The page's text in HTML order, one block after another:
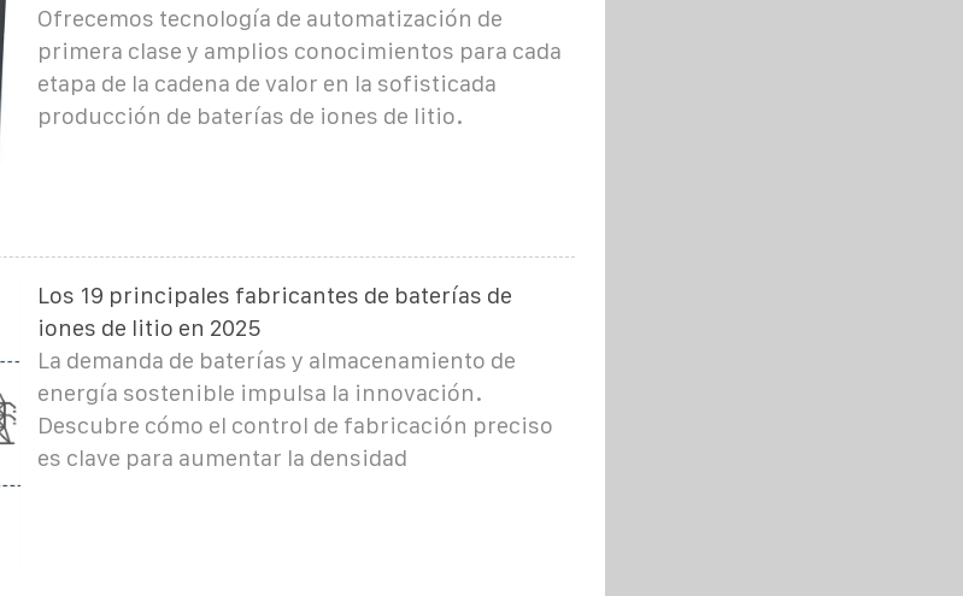
Ofrecemos tecnología de automatización de
primera clase y amplios conocimientos para cada
etapa de la cadena de valor en la sofisticada
producción de baterías de iones de litio.
Los 19 principales fabricantes de baterías de
iones de litio en 2025
La demanda de baterías y almacenamiento de
energía sostenible impulsa la innovación.
Descubre cómo el control de fabricación preciso
es clave para aumentar la densidad